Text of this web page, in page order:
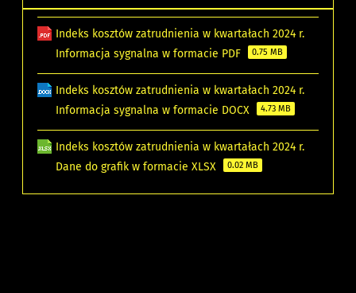
Indeks kosztów zatrudnienia w kwartałach 2024 r.
Informacja sygnalna w formacie PDF
0.75 MB
Indeks kosztów zatrudnienia w kwartałach 2024 r.
Informacja sygnalna w formacie DOCX
4.73 MB
Indeks kosztów zatrudnienia w kwartałach 2024 r.
Dane do grafik w formacie XLSX
0.02 MB